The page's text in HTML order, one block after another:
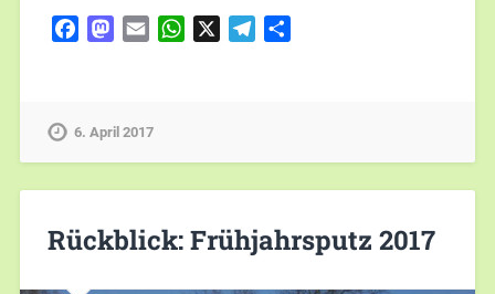
FacebookMastodon
Email WhatsApp Telegram
6. April 2017
Rückblick: Frühjahrsputz 2017